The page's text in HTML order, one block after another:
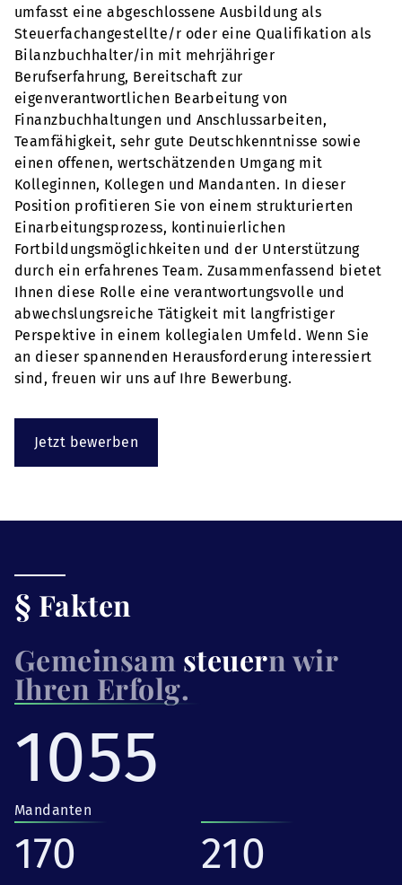
umfasst eine abgeschlossene Ausbildung als
Steuerfachangestellte/r oder eine Qualifikation als
Bilanzbuchhalter/in mit mehrjähriger
Berufserfahrung, Bereitschaft zur
eigenverantwortlichen Bearbeitung von
Finanzbuchhaltungen und Anschlussarbeiten,
Teamfähigkeit, sehr gute Deutschkenntnisse sowie
einen offenen, wertschätzenden Umgang mit
Kolleginnen, Kollegen und Mandanten. In dieser
Position profitieren Sie von einem strukturierten
Einarbeitungsprozess, kontinuierlichen
Fortbildungsmöglichkeiten und der Unterstützung
durch ein erfahrenes Team. Zusammenfassend bietet
Ihnen diese Rolle eine verantwortungsvolle und
abwechslungsreiche Tätigkeit mit langfristiger
Perspektive in einem kollegialen Umfeld. Wenn Sie
an dieser spannenden Herausforderung interessiert
sind, freuen wir uns auf Ihre Bewerbung.
Jetzt bewerben
§ Fakten
Gemeinsam steuern wir
Ihren Erfolg.
1055
Mandanten
170 210